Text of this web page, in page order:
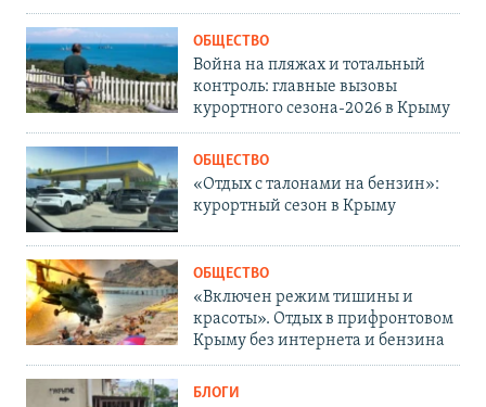
ОБЩЕСТВО
Война на пляжах и тотальный
контроль: главные вызовы
курортного сезона-2026 в Крыму
ОБЩЕСТВО
«Отдых с талонами на бензин»:
курортный сезон в Крыму
ОБЩЕСТВО
«Включен режим тишины и
красоты». Отдых в прифронтовом
Крыму без интернета и бензина
БЛОГИ